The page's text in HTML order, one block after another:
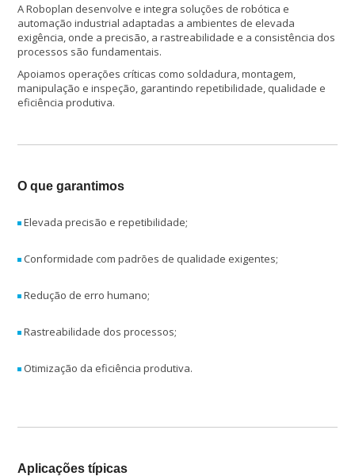
A Roboplan desenvolve e integra soluções de robótica e
automação industrial adaptadas a ambientes de elevada
exigência, onde a precisão, a rastreabilidade e a consistência dos
processos são fundamentais.
Apoiamos operações críticas como soldadura, montagem,
manipulação e inspeção, garantindo repetibilidade, qualidade e
eficiência produtiva.
O que garantimos
Elevada precisão e repetibilidade;
Conformidade com padrões de qualidade exigentes;
Redução de erro humano;
Rastreabilidade dos processos;
Otimização da eficiência produtiva.
Aplicações típicas